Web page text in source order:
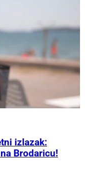
izlazak:
Brodaricu!